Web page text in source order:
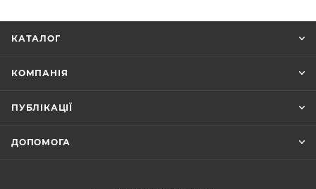
КАТАЛОГ
КОМПАНІЯ
ПУБЛІКАЦІЇ
ДОПОМОГА